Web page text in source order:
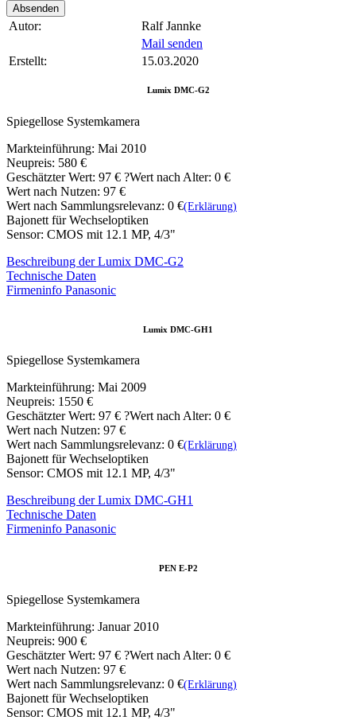
Autor:
Ralf Jannke
Mail senden
Erstellt:
15.03.2020
Lumix DMC-G2
Spiegellose Systemkamera
Markteinführung: Mai 2010
Neupreis: 580 €
Geschätzter Wert: 97 € ?Wert nach Alter: 0 €
Wert nach Nutzen: 97 €
Wert nach Sammlungsrelevanz: 0 €(Erklärung)
Bajonett für Wechseloptiken
Sensor: CMOS mit 12.1 MP, 4/3"
Beschreibung der Lumix DMC-G2
Technische Daten
Firmeninfo Panasonic
Lumix DMC-GH1
Spiegellose Systemkamera
Markteinführung: Mai 2009
Neupreis: 1550 €
Geschätzter Wert: 97 € ?Wert nach Alter: 0 €
Wert nach Nutzen: 97 €
Wert nach Sammlungsrelevanz: 0 €(Erklärung)
Bajonett für Wechseloptiken
Sensor: CMOS mit 12.1 MP, 4/3"
Beschreibung der Lumix DMC-GH1
Technische Daten
Firmeninfo Panasonic
PEN E-P2
Spiegellose Systemkamera
Markteinführung: Januar 2010
Neupreis: 900 €
Geschätzter Wert: 97 € ?Wert nach Alter: 0 €
Wert nach Nutzen: 97 €
Wert nach Sammlungsrelevanz: 0 €(Erklärung)
Bajonett für Wechseloptiken
Sensor: CMOS mit 12.1 MP, 4/3"